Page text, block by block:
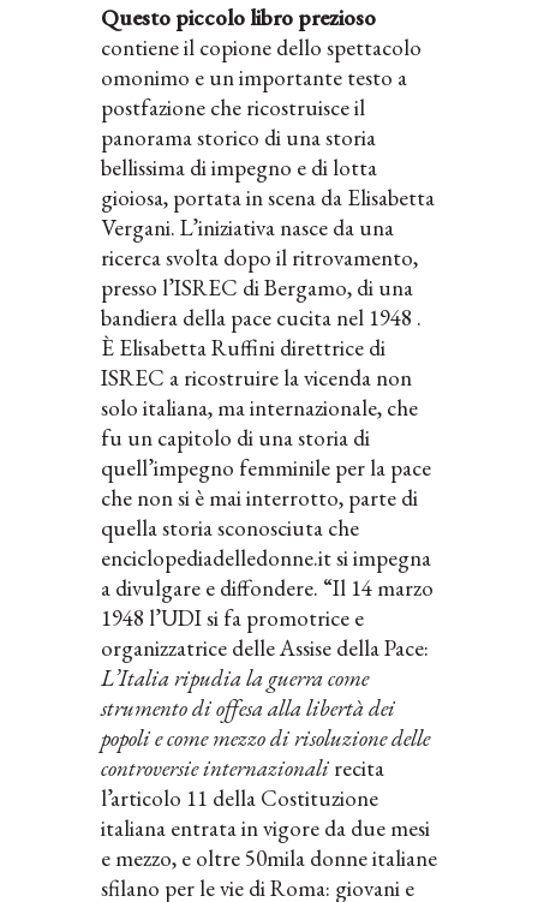
Questo piccolo libro prezioso
contiene il copione dello spettacolo
omonimo e un importante testo a
postfazione che ricostruisce il
panorama storico di una storia
bellissima di impegno e di lotta
gioiosa, portata in scena da Elisabetta
Vergani. L’iniziativa nasce da una
ricerca svolta dopo il ritrovamento,
presso l’ISREC di Bergamo, di una
bandiera della pace cucita nel 1948 .
È Elisabetta Ruffini direttrice di
ISREC a ricostruire la vicenda non
solo italiana, ma internazionale, che
fu un capitolo di una storia di
quell’impegno femminile per la pace
che non si è mai interrotto, parte di
quella storia sconosciuta che
enciclopediadelledonne.it si impegna
a divulgare e diffondere. “Il 14 marzo
1948 l’UDI si fa promotrice e
organizzatrice delle Assise della Pace:
L’Italia ripudia la guerra come
strumento di offesa alla libertà dei
popoli e come mezzo di risoluzione delle
controversie internazionali recita
l’articolo 11 della Costituzione
italiana entrata in vigore da due mesi
e mezzo, e oltre 50mila donne italiane
sfilano per le vie di Roma: giovani e